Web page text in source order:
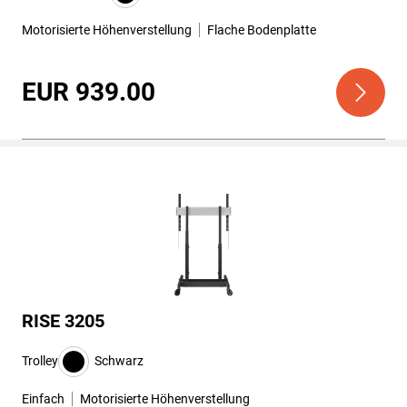
Motorisierte Höhenverstellung Flache Bodenplatte
EUR 939.00
RISE 3205
Trolley Schwarz
Einfach Motorisierte Höhenverstellung